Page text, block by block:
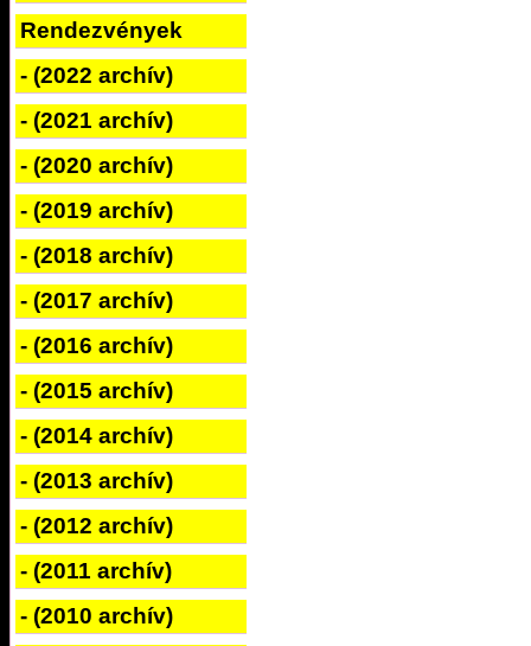
Rendezvények
- (2022 archív)
- (2021 archív)
- (2020 archív)
- (2019 archív)
- (2018 archív)
- (2017 archív)
- (2016 archív)
- (2015 archív)
- (2014 archív)
- (2013 archív)
- (2012 archív)
- (2011 archív)
- (2010 archív)